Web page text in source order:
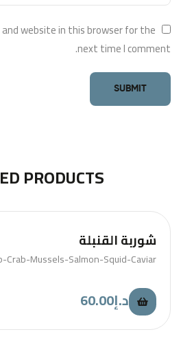
website in this browser for the
next time I comment.
PRODUCTS
شوربة القنبلة
Crab-Mussels-Salmon-Squid-Caviar
د.إ60.00